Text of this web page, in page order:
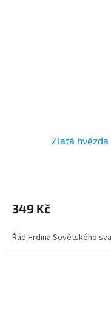
Zlatá hvězda
349 Kč
Řád Hrdina Sovětského